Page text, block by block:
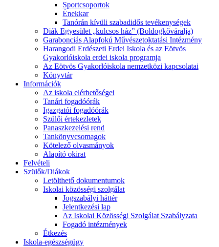
Sportcsoportok
Énekkar
Tanórán kívüli szabadidős tevékenységek
Diák Egyesület „kulcsos ház” (Boldogkőváralja)
Garabonciás Alapfokú Művészetoktatási Intézmény
Harangodi Erdészeti Erdei Iskola és az Eötvös
Gyakorlóiskola erdei iskola programja
Az Eötvös Gyakorlóiskola nemzetközi kapcsolatai
Könyvtár
Információk
Az iskola elérhetőségei
Tanári fogadóórák
Igazgatói fogadóórák
Szülői értekezletek
Panaszkezelési rend
Tankönyvcsomagok
Kötelező olvasmányok
Alapító okirat
Felvételi
Szülők/Diákok
Letölthető dokumentumok
Iskolai közösségi szolgálat
Jogszabályi háttér
Jelentkezési lap
Az Iskolai Közösségi Szolgálat Szabályzata
Fogadó intézmények
Étkezés
Iskola-egészségügy